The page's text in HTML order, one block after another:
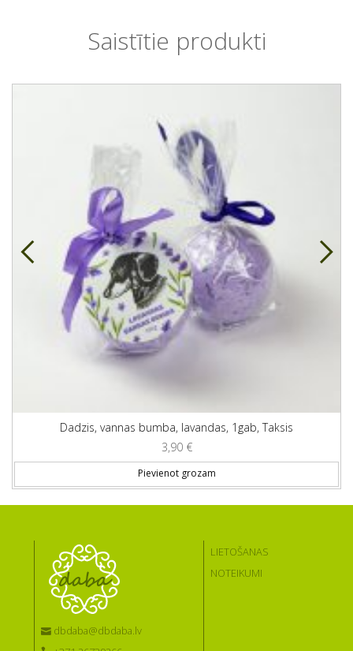
Saistītie produkti
Dadzis, vannas bumba, lavandas, 1gab, Taksis
3,90 €
Pievienot grozam
dbdaba@dbdaba.lv
LIETOŠANAS
NOTEIKUMI